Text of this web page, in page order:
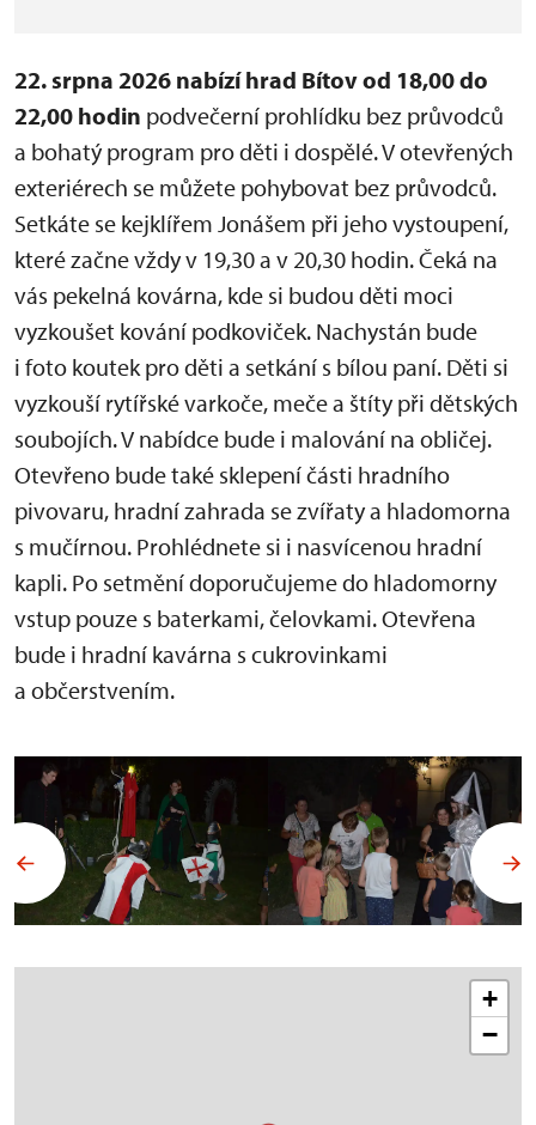
22. srpna 2026 nabízí hrad Bítov od 18,00 do
22,00 hodin podvečerní prohlídku bez průvodců
a bohatý program pro děti i dospělé. V otevřených
exteriérech se můžete pohybovat bez průvodců.
Setkáte se kejklířem Jonášem při jeho vystoupení,
které začne vždy v 19,30 a v 20,30 hodin. Čeká na
vás pekelná kovárna, kde si budou děti moci
vyzkoušet kování podkoviček. Nachystán bude
i foto koutek pro děti a setkání s bílou paní. Děti si
vyzkouší rytířské varkoče, meče a štíty při dětských
soubojích. V nabídce bude i malování na obličej.
Otevřeno bude také sklepení části hradního
pivovaru, hradní zahrada se zvířaty a hladomorna
s mučírnou. Prohlédnete si i nasvícenou hradní
kapli. Po setmění doporučujeme do hladomorny
vstup pouze s baterkami, čelovkami. Otevřena
bude i hradní kavárna s cukrovinkami
a občerstvením.
+
−